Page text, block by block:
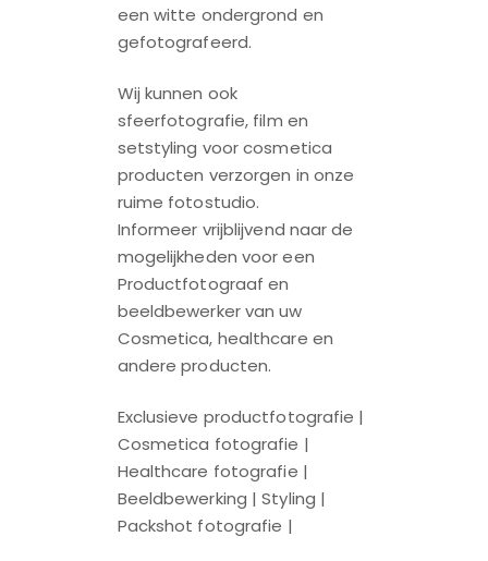
een witte ondergrond en
gefotografeerd.
Wij kunnen ook
sfeerfotografie, film en
setstyling voor cosmetica
producten verzorgen in onze
ruime fotostudio.
Informeer vrijblijvend naar de
mogelijkheden voor een
Productfotograaf en
beeldbewerker van uw
Cosmetica, healthcare en
andere producten.
Exclusieve productfotografie |
Cosmetica fotografie |
Healthcare fotografie |
Beeldbewerking | Styling |
Packshot fotografie |